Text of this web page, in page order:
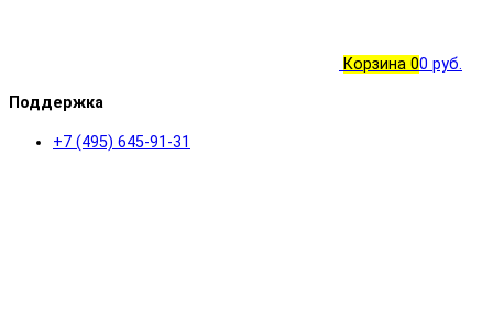
Корзина 00 руб.
Поддержка
+7 (495) 645-91-31